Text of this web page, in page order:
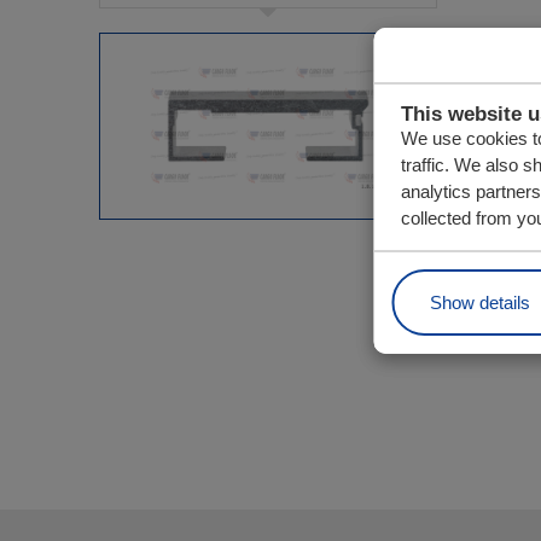
This website
We use cookies
traffic. We also
analytics
collected from
Show details